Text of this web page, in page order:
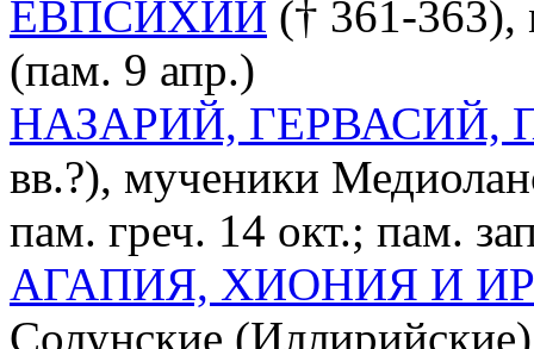
ЕВПСИХИЙ († 361-363),
(пам. 9 апр.)
НАЗАРИЙ, ГЕРВАСИЙ,
вв.?), мученики
пам. греч. 14 окт.; пам.
АГАПИЯ, ХИОНИЯ И
Солунские